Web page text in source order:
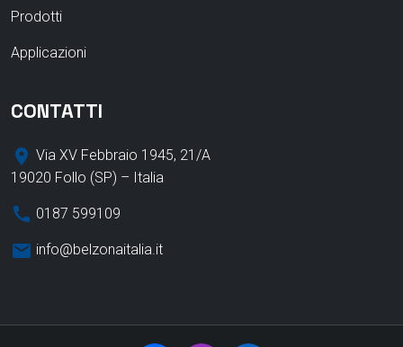
Prodotti
Applicazioni
CONTATTI
place Via XV Febbraio 1945, 21/A
19020 Follo (SP) – Italia
call 0187 599109​
email info@belzonaitalia.it